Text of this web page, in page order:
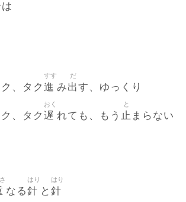
、タク 進
すす
み出
だ
す、ゆっくり
、タク 遅
おく
れても、もう 止
と
まらない
なる針
はり
と 針
はり